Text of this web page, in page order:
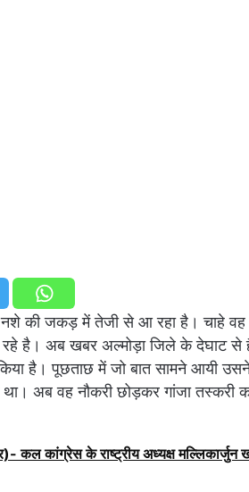
की जकड़ में तेजी से आ रहा है। चाहे वह
रहे है। अब खबर अल्मोड़ा जिले के देघाट
है। पूछताछ में जो बात सामने आयी
अब वह नौकरी छोड़कर गांजा तस्करी
कल कांग्रेस के राष्ट्रीय अध्यक्ष मल्लिकार्जुन